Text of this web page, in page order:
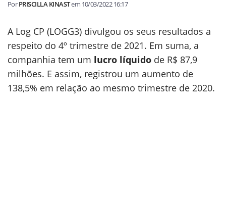
PorPRISCILLA KINASTem 10/03/2022 16:17
A Log CP (LOGG3) divulgou os seus resultados a
respeito do 4º trimestre de 2021. Em suma, a
companhia tem um lucro líquido de R$ 87,9
milhões. E assim, registrou um aumento de
138,5% em relação ao mesmo trimestre de 2020.